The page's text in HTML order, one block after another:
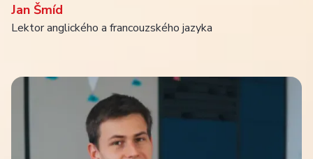
Jan Šmíd
Lektor anglického a francouzského jazyka